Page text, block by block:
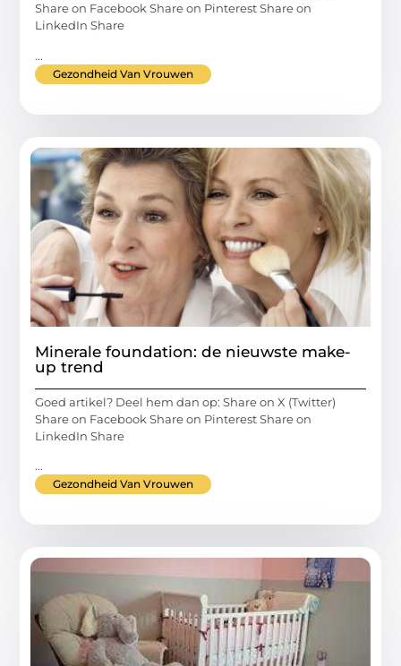
Share on Facebook Share on Pinterest Share on
LinkedIn Share
...
Gezondheid Van Vrouwen
Minerale foundation: de nieuwste make-
up trend
Goed artikel? Deel hem dan op: Share on X (Twitter)
Share on Facebook Share on Pinterest Share on
LinkedIn Share
...
Gezondheid Van Vrouwen